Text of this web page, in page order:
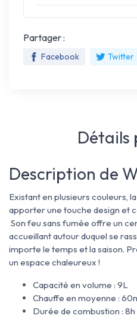
Partager :
Facebook Twitter
Détails
Description de
Existant en plusieurs couleurs,
apporter une touche design et
Son feu sans fumée offre un
accueillant autour duquel se
importe le temps et la saison.
un espace chaleureux !
Capacité en volume : 9L
Chauffe en moyenne :
Durée de combustion : 8h